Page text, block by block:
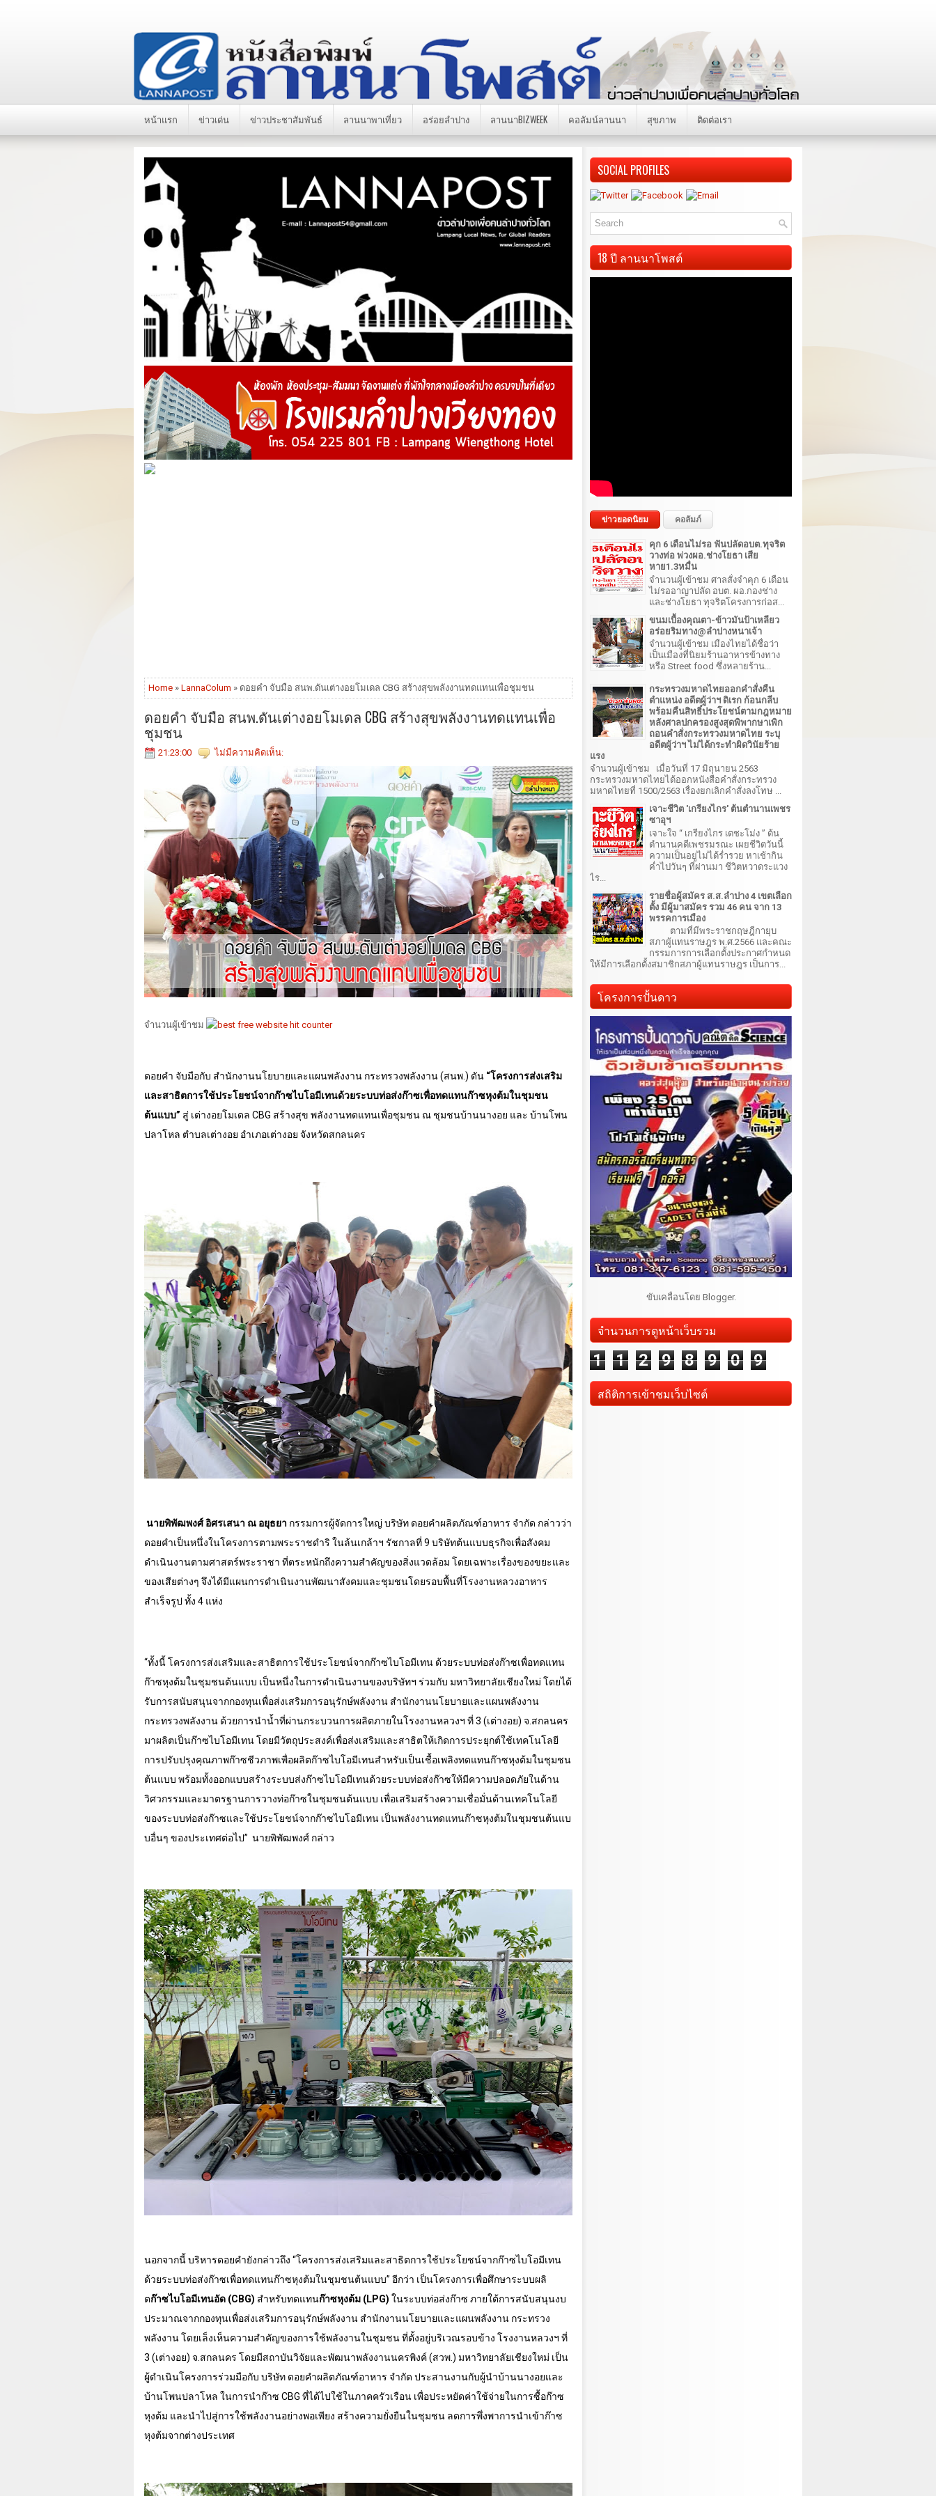
หน้าแรก ข่าวเด่น ข่าวประชาสัมพันธ์ ลานนาพาเที่ยว อร่อยลำปาง ลานนาBIZWEEK คอลัมน์ลานนา สุขภาพ ติดต่อเรา
Home » LannaColum » ดอยคำ จับมือ สนพ.ดันเต่างอยโมเดล CBG สร้างสุขพลังงานทดแทนเพื่อชุมชน
ดอยคำ จับมือ สนพ.ดันเต่างอยโมเดล CBG สร้างสุขพลังงานทดแทนเพื่อ
ชุมชน
21:23:00 ไม่มีความคิดเห็น:
จำนวนผู้เข้าชม
ดอยคำ จับมือกับ สำนักงานนโยบายและแผนพลังงาน กระทรวงพลังงาน (สนพ.) ดัน “โครงการส่งเสริม
และสาธิตการใช้ประโยชน์จากก๊าซไบโอมีเทนด้วยระบบท่อส่งก๊าซเพื่อทดแทนก๊าซหุงต้มในชุมชน
ต้นแบบ” สู่ เต่างอยโมเดล CBG สร้างสุข พลังงานทดแทนเพื่อชุมชน ณ ชุมชนบ้านนางอย และ บ้านโพน
ปลาโหล ตำบลเต่างอย อำเภอเต่างอย จังหวัดสกลนคร
นายพิพัฒพงศ์ อิศรเสนา ณ อยุธยา กรรมการผู้จัดการใหญ่ บริษัท ดอยคำผลิตภัณฑ์อาหาร จำกัด กล่าวว่า
ดอยคำเป็นหนึ่งในโครงการตามพระราชดำริ ในล้นเกล้าฯ รัชกาลที่9 บริษัทต้นแบบธุรกิจเพื่อสังคม
ดำเนินงานตามศาสตร์พระราชา ที่ตระหนักถึงความสำคัญของสิ่งแวดล้อม โดยเฉพาะเรื่องของขยะและ
ของเสียต่างๆ จึงได้มีแผนการดำเนินงานพัฒนาสังคมและชุมชนโดยรอบพื้นที่โรงงานหลวงอาหาร
สำเร็จรูป ทั้ง 4 แห่ง
“ทั้งนี้ โครงการส่งเสริมและสาธิตการใช้ประโยชน์จากก๊าซไบโอมีเทน ด้วยระบบท่อส่งก๊าซเพื่อทดแทน
ก๊าซหุงต้มในชุมชนต้นแบบ เป็นหนึ่งในการดำเนินงานของบริษัทฯ ร่วมกับ มหาวิทยาลัยเชียงใหม่ โดยได้
รับการสนับสนุนจากกองทุนเพื่อส่งเสริมการอนุรักษ์พลังงาน สำนักงานนโยบายและแผนพลังงาน
กระทรวงพลังงาน ด้วยการนำน้ำที่ผ่านกระบวนการผลิตภายในโรงงานหลวงฯ ที่3 (เต่างอย) จ.สกลนคร
มาผลิตเป็นก๊าซไบโอมีเทน โดยมีวัตถุประสงค์เพื่อส่งเสริมและสาธิตให้เกิดการประยุกต์ใช้เทคโนโลยี
การปรับปรุงคุณภาพก๊าซชีวภาพเพื่อผลิตก๊าซไบโอมีเทนสำหรับเป็นเชื้อเพลิงทดแทนก๊าซหุงต้มในชุมชน
ต้นแบบ พร้อมทั้งออกแบบสร้างระบบส่งก๊าซไบโอมีเทนด้วยระบบท่อส่งก๊าซให้มีความปลอดภัยในด้าน
วิศวกรรมและมาตรฐานการวางท่อก๊าซในชุมชนต้นแบบ เพื่อเสริมสร้างความเชื่อมั่นด้านเทคโนโลยี
ของระบบท่อส่งก๊าซและใช้ประโยชน์จากก๊าซไบโอมีเทน เป็นพลังงานทดแทนก๊าซหุงต้มในชุมชนต้นแบ
บอื่นๆ ของประเทศต่อไป” นายพิพัฒพงศ์ กล่าว
นอกจากนี้ บริหารดอยคำยังกล่าวถึง “โครงการส่งเสริมและสาธิตการใช้ประโยชน์จากก๊าซไบโอมีเทน
ด้วยระบบท่อส่งก๊าซเพื่อทดแทนก๊าซหุงต้มในชุมชนต้นแบบ” อีกว่า เป็นโครงการเพื่อศึกษาระบบผลิ
ตก๊าซไบโอมีเทนอัด (CBG) สำหรับทดแทนก๊าซหุงต้ม (LPG) ในระบบท่อส่งก๊าซ ภายใต้การสนับสนุนงบ
ประมาณจากกองทุนเพื่อส่งเสริมการอนุรักษ์พลังงาน สำนักงานนโยบายและแผนพลังงาน กระทรวง
พลังงาน โดยเล็งเห็นความสำคัญของการใช้พลังงานในชุมชน ที่ตั้งอยู่บริเวณรอบข้าง โรงงานหลวงฯ ที่
3 (เต่างอย) จ.สกลนคร โดยมีสถาบันวิจัยและพัฒนาพลังงานนครพิงค์ (สวพ.) มหาวิทยาลัยเชียงใหม่ เป็น
ผู้ดำเนินโครงการร่วมมือกับ บริษัท ดอยคำผลิตภัณฑ์อาหาร จำกัด ประสานงานกับผู้นำบ้านนางอยและ
บ้านโพนปลาโหล ในการนำก๊าซ CBG ที่ได้ไปใช้ในภาคครัวเรือน เพื่อประหยัดค่าใช้จ่ายในการซื้อก๊าซ
หุงต้ม และนำไปสู่การใช้พลังงานอย่างพอเพียง สร้างความยั่งยืนในชุมชน ลดการพึ่งพาการนำเข้าก๊าซ
หุงต้มจากต่างประเทศ
SOCIAL PROFILES
18 ปี ลานนาโพสต์
ข่าวยอดนิยม คอลัมภ์
คุก 6 เดือนไม่รอ ฟันปลัดอบต.ทุจริต
วางท่อ พ่วงผอ.ช่างโยธา เสีย
หาย1.3หมื่น
จำนวนผู้เข้าชม ศาลสั่งจำคุก 6 เดือน
ไม่รออาญาปลัด อบต. ผอ.กองช่าง
และช่างโยธา ทุจริตโครงการก่อส...
ขนมเบื้องคุณตา-ข้าวมันป้าเหลียว
อร่อยริมทาง@ลำปางหนาเจ้า
จำนวนผู้เข้าชม เมืองไทยได้ชื่อว่า
เป็นเมืองที่นิยมร้านอาหารข้างทาง
หรือ Street food ซึ่งหลายร้าน...
กระทรวงมหาดไทยออกคำสั่งคืน
ตำแหน่ง อดีตผู้ว่าฯ ดิเรก ก้อนกลีบ
พร้อมคืนสิทธิ์ประโยชน์ตามกฎหมาย
หลังศาลปกครองสูงสุดพิพากษาเพิก
ถอนคำสั่งกระทรวงมหาดไทย ระบุ
อดีตผู้ว่าฯ ไม่ได้กระทำผิดวินัยร้าย
แรง
จำนวนผู้เข้าชม เมื่อวันที่ 17 มิถุนายน 2563
กระทรวงมหาดไทยได้ออกหนังสือคำสั่งกระทรวง
มหาดไทยที่ 1500/2563 เรื่องยกเลิกคำสั่งลงโทษ ...
เจาะชีวิต 'เกรียงไกร' ต้นตำนานเพชร
ซาอุฯ
เจาะใจ “ เกรียงไกร เตชะโม่ง ” ต้น
ตำนานคดีเพชรมรณะ เผยชีวิตวันนี้
ความเป็นอยู่ไม่ได้ร่ำรวย หาเช้ากิน
ค่ำไปวันๆ ที่ผ่านมา ชีวิตหวาดระแวง
ไร...
รายชื่อผู้สมัคร ส.ส.ลำปาง 4 เขตเลือก
ตั้ง มีผู้มาสมัคร รวม 46 คน จาก 13
พรรคการเมือง
ตามที่มีพระราชกฤษฎีกายุบ
สภาผู้แทนราษฎร พ.ศ.2566 และคณะ
กรรมการการเลือกตั้งประกาศกำหนด
ให้มีการเลือกตั้งสมาชิกสภาผู้แทนราษฎร เป็นการ...
โครงการปั้นดาว
ขับเคลื่อนโดย Blogger.
จำนวนการดูหน้าเว็บรวม
1 1 2 9 8 9 0 9
สถิติการเข้าชมเว็บไซต์